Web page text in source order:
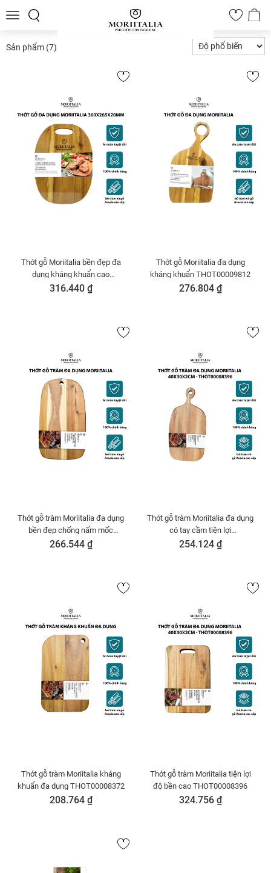
Toggle
0
Sản phẩm (7)
Thớt gỗ Moriitalia bền đẹp đa
dụng kháng khuẩn cao
THOT00009928
316.440 ₫
Thớt gỗ Moriitalia đa dụng
kháng khuẩn THOT00009812
276.804 ₫
Thớt gỗ tràm Moriitalia đa dụng
bền đẹp chống nấm mốc
THOT00008358
266.544 ₫
Thớt gỗ tràm Moriitalia đa dụng
có tay cầm tiện lợi
THOT00008365
254.124 ₫
Thớt gỗ tràm Moriitalia kháng
khuẩn đa dụng THOT00008372
208.764 ₫
Thớt gỗ tràm Moriitalia tiện lợi
độ bền cao THOT00008396
324.756 ₫